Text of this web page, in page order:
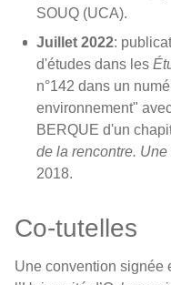
SOUQ (UCA).
Juillet 2022:
d'études dans les
n°142 dans un
environnement"
BERQUE d'un
de la rencontre.
2018.
Co-tutelles
Une convention signée